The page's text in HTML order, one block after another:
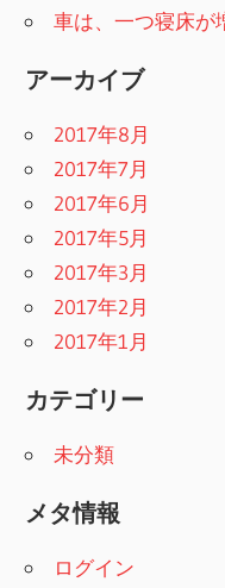
ン車は、一つ寝床が
アーカイブ
2017年8月
2017年7月
2017年6月
2017年5月
2017年3月
2017年2月
2017年1月
カテゴリー
未分類
メタ情報
ログイン